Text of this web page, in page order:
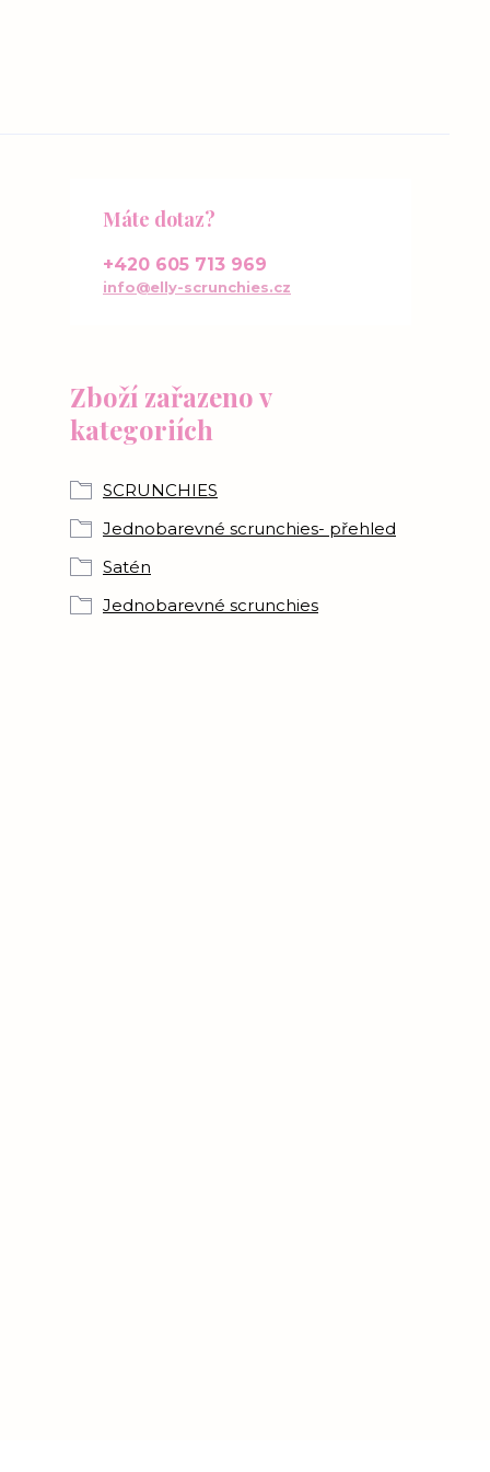
Zboží zařazeno v
kategoriích
SCRUNCHIES
Jednobarevné scrunchies- přehled
Satén
Jednobarevné scrunchies
Máte dotaz?
+420 605 713 969
info@elly-scrunchies.cz